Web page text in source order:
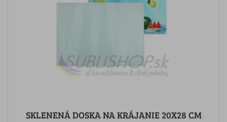
SKLENENÁ DOSKA NA KRÁJANIE 20X28 CM